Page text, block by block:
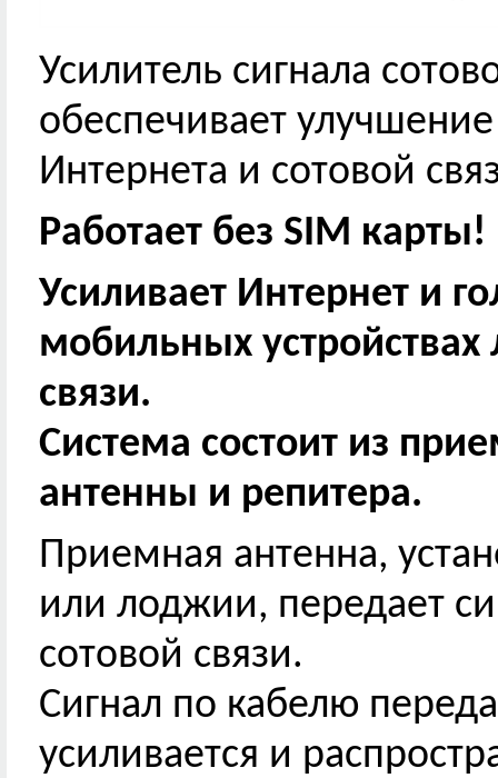
Усилитель сигнала
обеспечивает
Интернета и сотовой
Работает без SIM карты!
Усиливает Интернет и
мобильных
связи.
Система состоит из
антенны и репитера.
Приемная антенна,
или лоджии, передает
сотовой связи.
Сигнал по кабелю
усиливается и